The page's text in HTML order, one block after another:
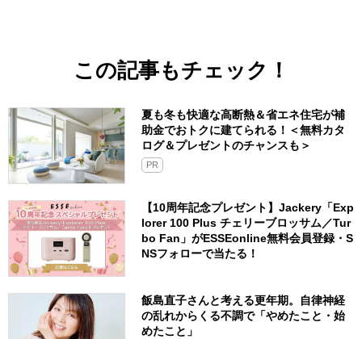
この記事もチェック！
夏も冬も快適な高断熱＆省エネ住宅が補
助金でおトクに建てられる！＜無料カタ
ログ＆プレゼントのチャンスも＞
PR
【10周年記念プレゼント】Jackery「Exp
lorer 100 Plus チェリーブロッサム／Tur
bo Fan」がESSEonline無料会員登録・S
NSフォローで当たる！
飯島直子さんと考える更年期。自律神経
の乱れからくる不調で「やめたこと・始
めたこと」